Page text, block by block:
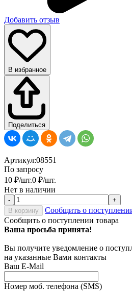
Добавить отзыв
В избранное
Поделиться
Артикул:08551
По запросу
10 ₽/шт.0 ₽/шт.
Нет в наличии
-
+
В корзину
Сообщить о
Сообщить о поступлении товара
Ваша просьба принята!
Вы получите уведомление о
на указанные Вами контакты
Ваш E-Mail
Номер моб. телефона (SMS)